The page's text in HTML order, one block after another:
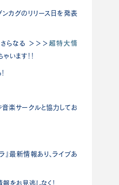
カグのリリース日を発表
らなる ＞＞＞ 超特大情
います！！
楽サークルと協力してお
』最新情報あり、ライブあ
をお見逃しなく！